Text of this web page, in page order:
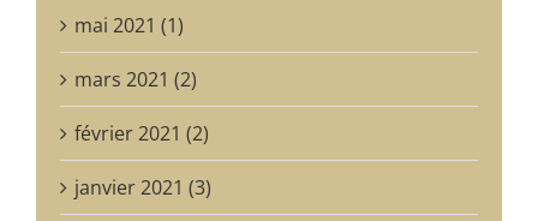
mai 2021 (1)
mars 2021 (2)
février 2021 (2)
janvier 2021 (3)